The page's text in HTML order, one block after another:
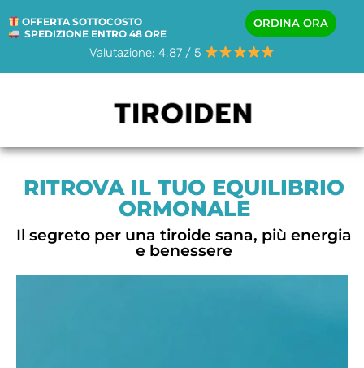
OFFERTA SOTTOCOSTO
SPEDIZIONE ENTRO 48 ORE
ORDINA ORA
Valutazione: 4,87 / 5
RITROVA IL TUO EQUILIBRIO
ORMONALE
Il segreto per una tiroide sana, più energia
e benessere